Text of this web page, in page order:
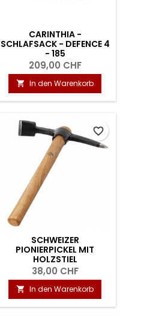
CARINTHIA -
SCHLAFSACK - DEFENCE 4
- 185
209,00 CHF
 In den Warenkorb
SCHWEIZER
PIONIERPICKEL MIT
HOLZSTIEL
38,00 CHF
 In den Warenkorb
favorite_border